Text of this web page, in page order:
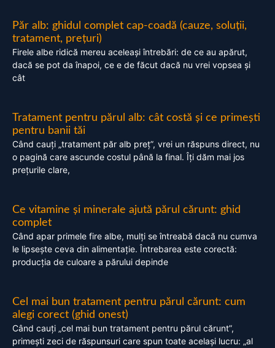
Păr alb: ghidul complet cap-coadă (cauze, soluții,
tratament, prețuri)
Firele albe ridică mereu aceleași întrebări: de ce au apărut,
dacă se pot da înapoi, ce e de făcut dacă nu vrei vopsea și
cât
Tratament pentru părul alb: cât costă și ce primești
pentru banii tăi
Când cauți „tratament păr alb preț”, vrei un răspuns direct, nu
o pagină care ascunde costul până la final. Îți dăm mai jos
prețurile clare,
Ce vitamine și minerale ajută părul cărunt: ghid
complet
Când apar primele fire albe, mulți se întreabă dacă nu cumva
le lipsește ceva din alimentație. Întrebarea este corectă:
producția de culoare a părului depinde
Cel mai bun tratament pentru părul cărunt: cum
alegi corect (ghid onest)
Când cauți „cel mai bun tratament pentru părul cărunt”,
primești zeci de răspunsuri care spun toate același lucru: „al